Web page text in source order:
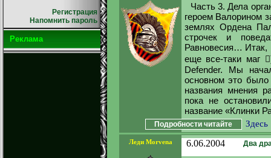
Регистрация
Напомнить пароль
Реклама
Часть 3. Дела
героем Валорином
землях Ордена
строчек и
Равновесия… Итак,
еще все-таки маг
Defender. Мы
основном это
названия мнения
пока не
название «Клинки
Подробности читайте Здесь
Леди Morvena 6.06.2004 Два